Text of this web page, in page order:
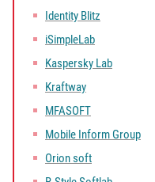
Identity Blitz
iSimpleLab
Kaspersky Lab
Kraftway
MFASOFT
Mobile Inform Group
Orion soft